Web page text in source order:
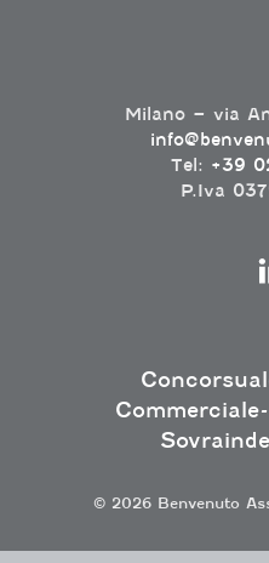
Milano – via
Tel: +39
P.Iva
© 2026 Benvenuto